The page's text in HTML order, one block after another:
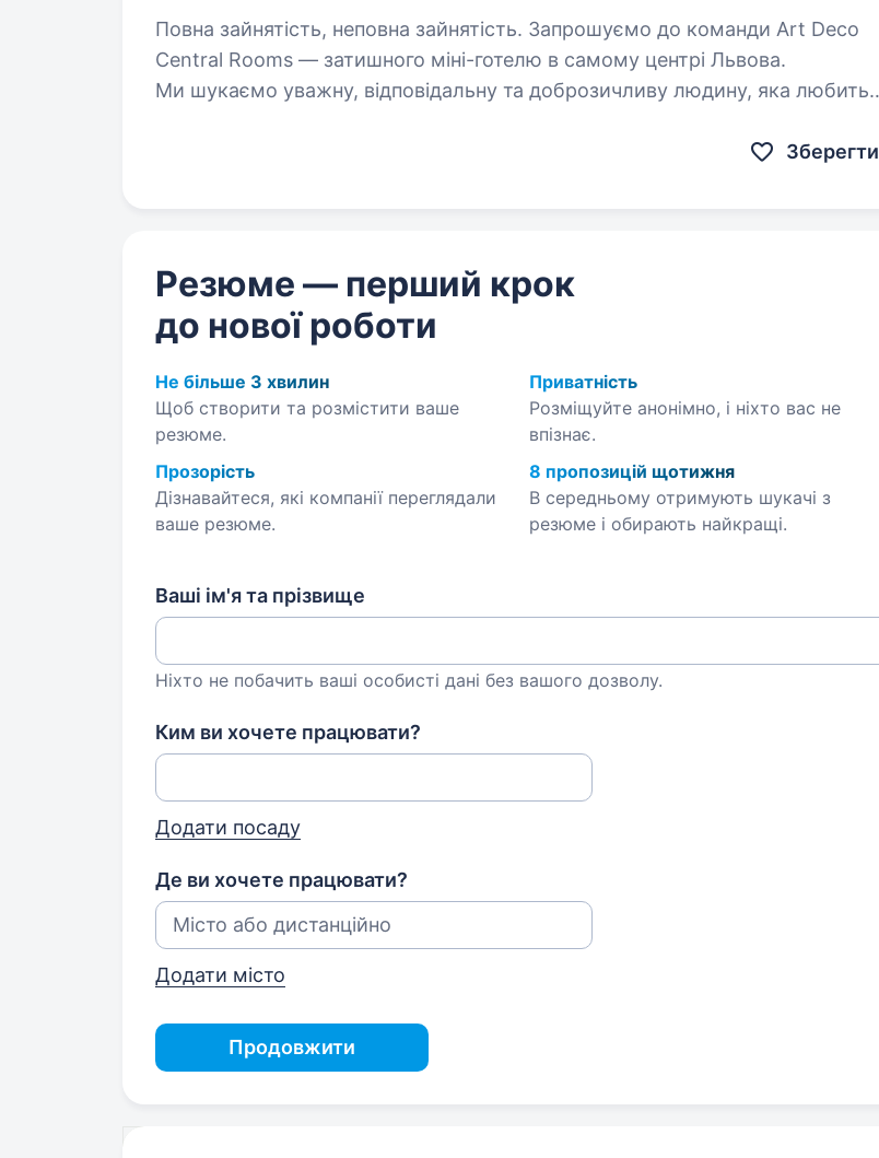
Повна зайнятість, неповна зайнятість. Запрошуємо до команди Art Deco
Central Rooms — затишного міні-готелю в самому центрі Львова.
Ми шукаємо уважну, відповідальну та доброзичливу людину, яка любить
Зберегти
Резюме — перший крок
до нової роботи
Не більше 3 хвилин
Щоб створити та розмістити ваше
резюме.
Приватність
Розміщуйте анонімно, і ніхто вас не
впізнає.
Прозорість
Дізнавайтеся, які компанії переглядали
ваше резюме.
8 пропозицій щотижня
В середньому отримують шукачі з
резюме і обирають найкращі.
Ваші ім'я та прізвище
Ніхто не побачить ваші особисті дані без вашого дозволу.
Ким ви хочете працювати?
Додати посаду
Де ви хочете працювати?
Додати місто
Продовжити